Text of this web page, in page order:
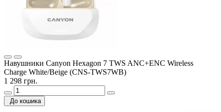
Навушники Canyon Hexagon 7 TWS ANC+ENC Wireless
Charge White/Beige (CNS-TWS7WB)
1 298 грн.
До кошика